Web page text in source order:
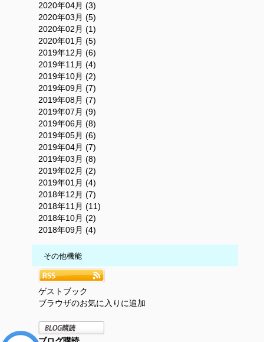
2020年04月 (3)
2020年03月 (5)
2020年02月 (1)
2020年01月 (5)
2019年12月 (6)
2019年11月 (4)
2019年10月 (2)
2019年09月 (7)
2019年08月 (7)
2019年07月 (9)
2019年06月 (8)
2019年05月 (6)
2019年04月 (7)
2019年03月 (8)
2019年02月 (2)
2019年01月 (4)
2018年12月 (7)
2018年11月 (11)
2018年10月 (2)
2018年09月 (4)
その他機能
ゲストブック
ブラウザのお気に入りに追加